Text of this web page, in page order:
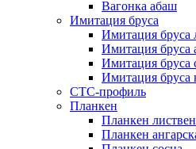
Вагонка абаш
Имитация бруса
Имитация бруса
Имитация бруса
Имитация бруса
Имитация бруса
СТС-профиль
Планкен
Планкен
Планкен